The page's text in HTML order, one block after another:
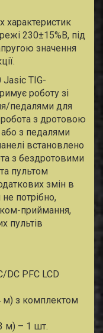
характеристик
230±15%В, під
значення
Jasic TIG-
роботу зі
педалями для
з дротовою
з педалями
встановлено
з бездротовими
пультом
змін в
потрібно,
приймання,
пультів
DC PFC LCD
м) з комплектом
м) – 1 шт.